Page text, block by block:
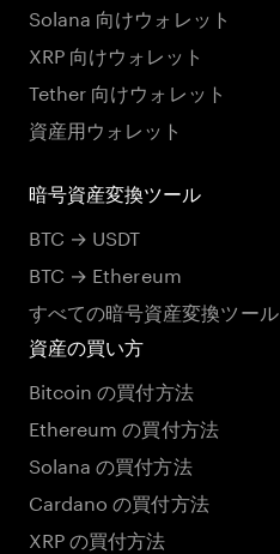
Solana 向けウォレット
XRP 向けウォレット
Tether 向けウォレット
資産用ウォレット
暗号資産変換ツール
BTC → USDT
BTC → Ethereum
すべての暗号資産変換ツール
資産の買い方
Bitcoin の買付方法
Ethereum の買付方法
Solana の買付方法
Cardano の買付方法
XRP の買付方法